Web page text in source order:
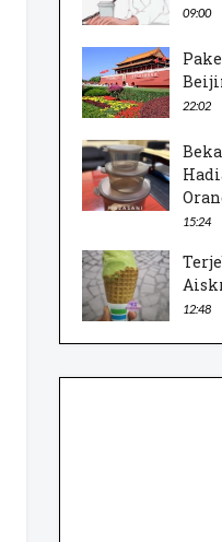
09:00
22:02
15:24
12:48